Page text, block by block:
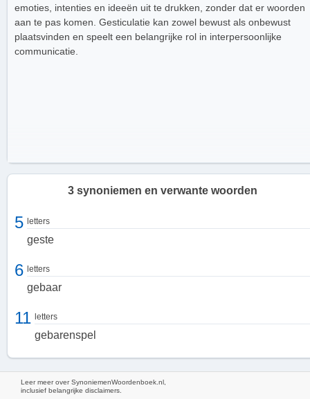
emoties, intenties en ideeën uit te drukken, zonder dat er woorden
aan te pas komen. Gesticulatie kan zowel bewust als onbewust
plaatsvinden en speelt een belangrijke rol in interpersoonlijke
communicatie.
3 synoniemen en verwante woorden
5 letters
geste
6 letters
gebaar
11 letters
gebarenspel
Leer meer over SynoniemenWoordenboek.nl,
inclusief belangrijke disclaimers.